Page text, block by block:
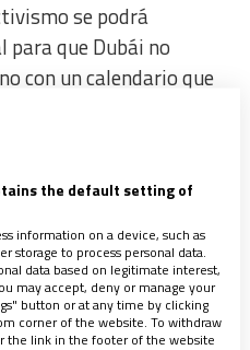
se podrá
para que Dubái no
con un calendario que
primera medida
por la
con ellos.Un punto
pero insuficiente,
a un punto de no
de gases de
naturales
the default setting of
information on a device, such as
storage to process personal data.
data based on legitimate interest,
may accept, deny or manage your
button or at any time by clicking
corner of the website. To withdraw
the link in the footer of the website